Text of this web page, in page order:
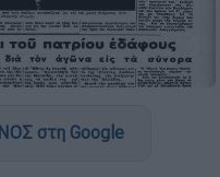
στη Google